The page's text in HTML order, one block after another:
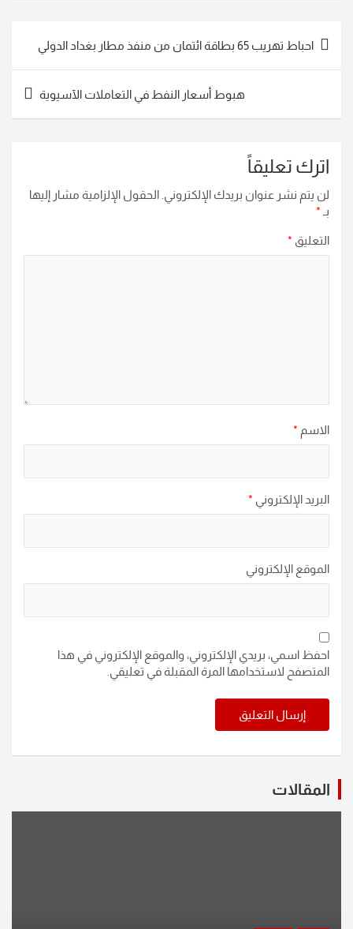
تصفّح
المقالات
احباط تهريب 65 بطاقة ائتمان من منفذ مطار بغداد الدولي
هبوط أسعار النفط في التعاملات الآسيوية
اترك تعليقاً
لن يتم نشر عنوان بريدك الإلكتروني. الحقول الإلزامية مشار إليها
بـ *
التعليق *
الاسم *
البريد الإلكتروني *
الموقع الإلكتروني
احفظ اسمي، بريدي الإلكتروني، والموقع الإلكتروني في هذا
المتصفح لاستخدامها المرة المقبلة في تعليقي.
المقالات